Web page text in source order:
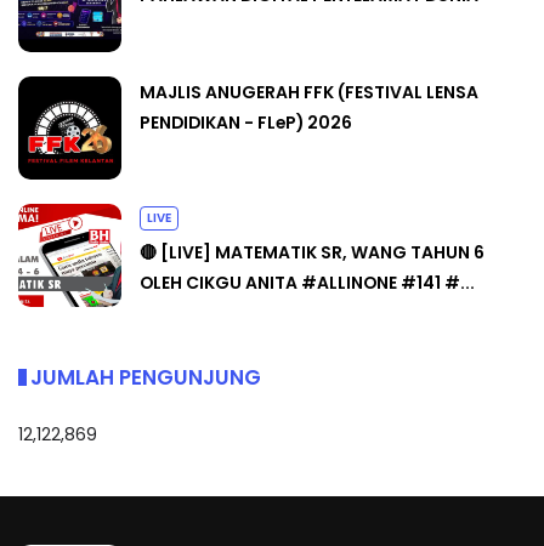
MAJLIS ANUGERAH FFK (FESTIVAL LENSA
PENDIDIKAN - FLeP) 2026
LIVE
🔴 [LIVE] MATEMATIK SR, WANG TAHUN 6
OLEH CIKGU ANITA #ALLINONE #141 #...
JUMLAH PENGUNJUNG
12,122,869